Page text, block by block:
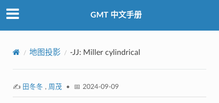
GMT 中文手册
地图投影 -JJ: Miller cylindrical
✍️ 田冬冬 , 周茂 • 📅 2024-09-09